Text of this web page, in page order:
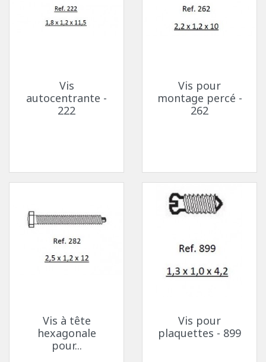
Vis
autocentrante -
222
Vis pour
montage percé -
262
Vis à tête
hexagonale
pour...
Vis pour
plaquettes - 899